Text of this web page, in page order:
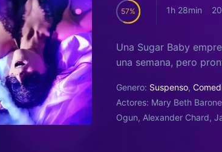
57 1h 28min
Una Sugar Baby
una semana, pero
Genero: Suspenso,
Actores: Mary Beth
Ogun, Alexander Chard​,